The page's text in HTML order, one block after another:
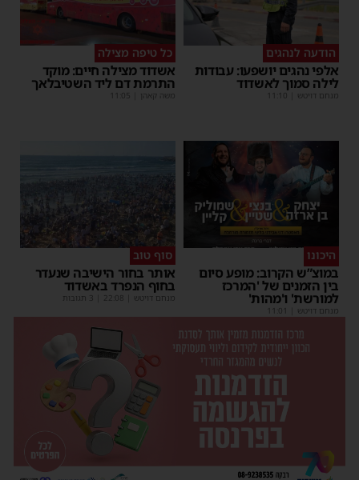
הודעה לנהגים
אלפי נהגים יושפעו: עבודות
לילה סמוך לאשדוד
מנחם דויטש 11:10
כל טיפה מצילה
אשדוד מצילה חיים: מוקד
התרמת דם ליד השטיבלאך
משה קאהן 11:05
היכונו
במוצ”ש הקרוב: מופע סיום
בין הזמנים של 'המרכז
למורשת' ו'מהות'
מנחם דויטש 11:01
סוף טוב
אותר בחור הישיבה שנעדר
בחוף הנפרד באשדוד
מנחם דויטש 22:08